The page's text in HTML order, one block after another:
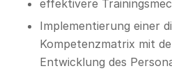
effektivere
Implementierung einer
Kompetenzmatrix mit
Entwicklung des